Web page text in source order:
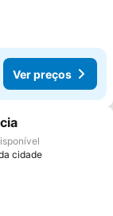
Ver preços
favoritos
cidade